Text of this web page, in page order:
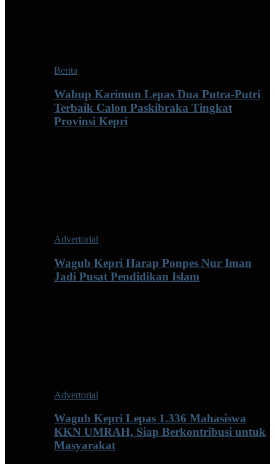
Berita
Wabup Karimun Lepas Dua Putra-Putri
Terbaik Calon Paskibraka Tingkat
Provinsi Kepri
Advertorial
Wagub Kepri Harap Ponpes Nur Iman
Jadi Pusat Pendidikan Islam
Advertorial
Wagub Kepri Lepas 1.336 Mahasiswa
KKN UMRAH, Siap Berkontribusi untuk
Masyarakat